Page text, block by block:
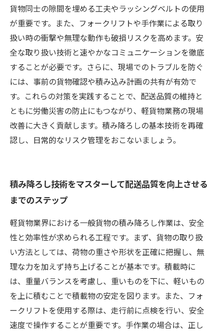
貨物同士の隙間を埋める工夫やラッシングベルトの使用
が重要です。また、フォークリフトや手作業による取り
扱い時の衝撃や無理な動作も破損リスクを高めます。安
全な取り扱い技術と速やかなコミュニケーションを徹底
することが必要です。さらに、現場でのトラブルを防ぐ
には、事前の貨物確認や積み込み計画の共有が有効で
す。これらの対策を実践することで、配送品質の維持と
ともに労働災害の防止にもつながり、軽貨物業務の現場
改善に大きく貢献します。積み降ろしの基本技術を再確
認し、日常的なリスク管理をおこないましょう。
積み降ろし技術をマスターして配送品質を向上させる
までのステップ
軽貨物業界における一般貨物の積み降ろし作業は、安全
性と効率性が求められる工程です。まず、貨物の取り扱
い方法としては、荷物の重さや形状を正確に把握し、無
理な力を加えず持ち上げることが基本です。積載時に
は、重量バランスを考慮し、重いものを下に、軽いもの
を上に積むことで積載物の安定を図ります。また、フォ
ークリフトを使用する際は、走行前に点検を行い、安全
速度で操作することが重要です。手作業の場合は、正し